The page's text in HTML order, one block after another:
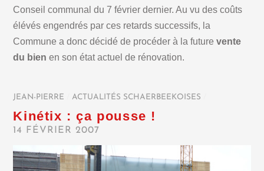
Conseil communal du 7 février dernier. Au vu des coûts
élévés engendrés par ces retards successifs, la
Commune a donc décidé de procéder à la futurevente
du bien en son état actuel de rénovation.
JEAN-PIERRE ACTUALITÉS SCHAERBEEKOISES
Kinétix : ça pousse !
14 FÉVRIER 2007